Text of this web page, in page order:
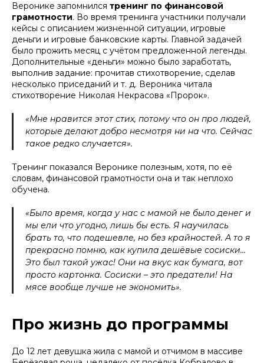
Веронике запомнился тренинг по финансовой
грамотности. Во время тренинга участники получали
кейсы с описанием жизненной ситуации, игровые
деньги и игровые банковские карты. Главной задачей
было прожить месяц с учётом предложенной легенды.
Дополнительные «деньги» можно было заработать,
выполнив задание: прочитав стихотворение, сделав
несколько приседаний и т. д. Вероника читала
стихотворение Николая Некрасова «Пророк».
«Мне нравится этот стих, потому что он про людей,
которые делают добро несмотря ни на что. Сейчас
такое редко случается».
Тренинг показался Веронике полезным, хотя, по её
словам, финансовой грамотности она и так неплохо
обучена.
«Было время, когда у нас с мамой не было денег и
мы ели что угодно, лишь бы есть. Я научилась
брать то, что подешевле, но без крайностей. А то я
прекрасно помню, как купила дешёвые сосиски…
Это был такой ужас! Они на вкус как бумага, вот
просто картонка. Сосиски – это предатели! На
мясе вообще лучше не экономить».
Про жизнь до программы
До 12 лет девушка жила с мамой и отчимом в массиве